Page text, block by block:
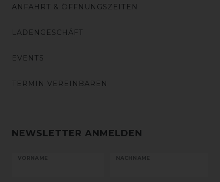
ANFAHRT & ÖFFNUNGSZEITEN
LADENGESCHÄFT
EVENTS
TERMIN VEREINBAREN
NEWSLETTER ANMELDEN
VORNAME NACHNAME